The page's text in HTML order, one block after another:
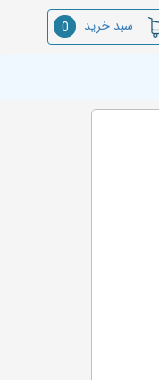
سبد خرید 0